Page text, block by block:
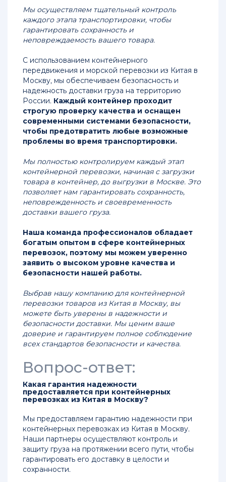
Мы осуществляем тщательный контроль
каждого этапа транспортировки, чтобы
гарантировать сохранность и
неповреждаемость вашего товара.
С использованием контейнерного
передвижения и морской перевозки из Китая в
Москву, мы обеспечиваем безопасность и
надежность доставки груза на территорию
России. Каждый контейнер проходит
строгую проверку качества и оснащен
современными системами безопасности,
чтобы предотвратить любые возможные
проблемы во время транспортировки.
Мы полностью контролируем каждый этап
контейнерной перевозки, начиная с загрузки
товара в контейнер, до выгрузки в Москве. Это
позволяет нам гарантировать сохранность,
неповрежденность и своевременность
доставки вашего груза.
Наша команда профессионалов обладает
богатым опытом в сфере контейнерных
перевозок, поэтому мы можем уверенно
заявить о высоком уровне качества и
безопасности нашей работы.
Выбрав нашу компанию для контейнерной
перевозки товаров из Китая в Москву, вы
можете быть уверены в надежности и
безопасности доставки. Мы ценим ваше
доверие и гарантируем полное соблюдение
всех стандартов безопасности и качества.
Вопрос-ответ:
Какая гарантия надежности
предоставляется при контейнерных
перевозках из Китая в Москву?
Мы предоставляем гарантию надежности при
контейнерных перевозках из Китая в Москву.
Наши партнеры осуществляют контроль и
защиту груза на протяжении всего пути, чтобы
гарантировать его доставку в целости и
сохранности.